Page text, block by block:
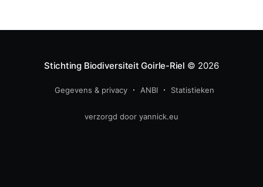
Stichting Biodiversiteit Goirle-Riel © 2026
Gegevens & privacy ANBI Statistieken
verzorgd door yannick.eu